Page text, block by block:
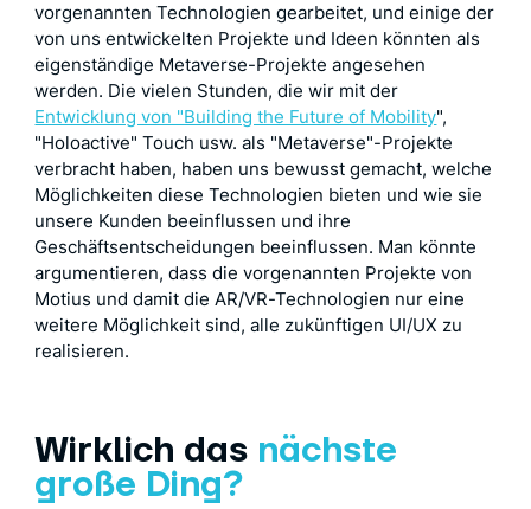
vorgenannten Technologien gearbeitet, und einige der
von uns entwickelten Projekte und Ideen könnten als
eigenständige Metaverse-Projekte angesehen
werden. Die vielen Stunden, die wir mit der
Entwicklung von "Building the Future of Mobility",
"Holoactive" Touch usw. als "Metaverse"-Projekte
verbracht haben, haben uns bewusst gemacht, welche
Möglichkeiten diese Technologien bieten und wie sie
unsere Kunden beeinflussen und ihre
Geschäftsentscheidungen beeinflussen. Man könnte
argumentieren, dass die vorgenannten Projekte von
Motius und damit die AR/VR-Technologien nur eine
weitere Möglichkeit sind, alle zukünftigen UI/UX zu
realisieren.
Wirklich das nächste
große Ding?